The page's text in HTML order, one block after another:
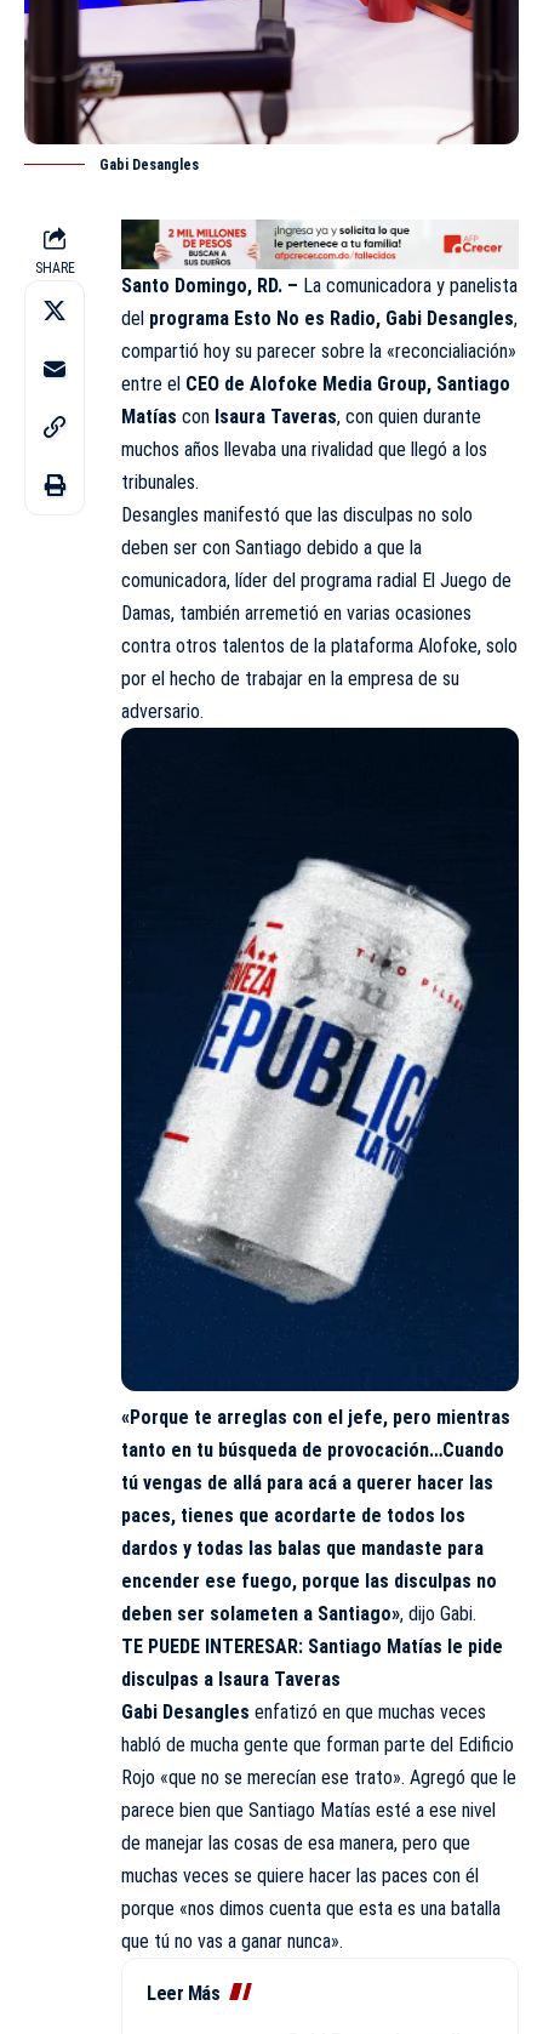
Gabi Desangles
SHARE
Santo Domingo, RD. – La comunicadora y panelista
del programa Esto No es Radio, Gabi Desangles,
compartió hoy su parecer sobre la «reconcialiación»
entre el CEO de Alofoke Media Group, Santiago
Matías con Isaura Taveras, con quien durante
muchos años llevaba una rivalidad que llegó a los
tribunales.
Desangles manifestó que las disculpas no solo
deben ser con Santiago debido a que la
comunicadora, líder del programa radial El Juego de
Damas, también arremetió en varias ocasiones
contra otros talentos de la plataforma Alofoke, solo
por el hecho de trabajar en la empresa de su
adversario.
«Porque te arreglas con el jefe, pero mientras
tanto en tu búsqueda de provocación…Cuando
tú vengas de allá para acá a querer hacer las
paces, tienes que acordarte de todos los
dardos y todas las balas que mandaste para
encender ese fuego, porque las disculpas no
deben ser solameten a Santiago», dijo Gabi.
TE PUEDE INTERESAR: Santiago Matías le pide
disculpas a Isaura Taveras
Gabi Desangles enfatizó en que muchas veces
habló de mucha gente que forman parte del Edificio
Rojo «que no se merecían ese trato». Agregó que le
parece bien que Santiago Matías esté a ese nivel
de manejar las cosas de esa manera, pero que
muchas veces se quiere hacer las paces con él
porque «nos dimos cuenta que esta es una batalla
que tú no vas a ganar nunca».
Leer Más